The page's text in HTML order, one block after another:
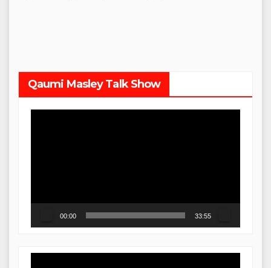
Qaumi Masley Talk Show
00:00 33:55